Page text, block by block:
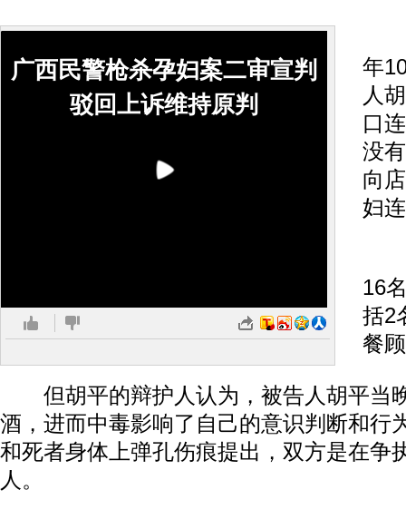
广西民警枪杀孕妇案二审宣判
驳回上诉维持原判
年
人
口
没
向
妇
16
括2
餐
但胡平的辩护人认为，被告人胡平当
酒，进而中毒影响了自己的意识判断和行
和死者身体上弹孔伤痕提出，双方是在争
人。